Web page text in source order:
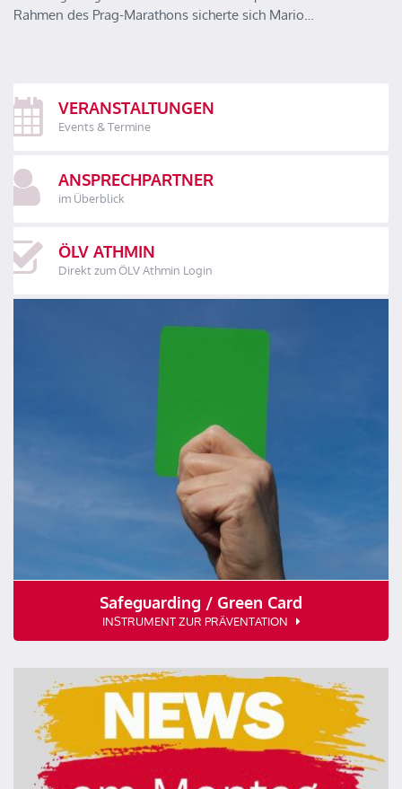
Rahmen des Prag-Marathons sicherte sich Mario…
VERANSTALTUNGEN
Events & Termine
ANSPRECHPARTNER
im Überblick
ÖLV ATHMIN
Direkt zum ÖLV Athmin Login
Safeguarding / Green Card
INSTRUMENT ZUR PRÄVENTATION